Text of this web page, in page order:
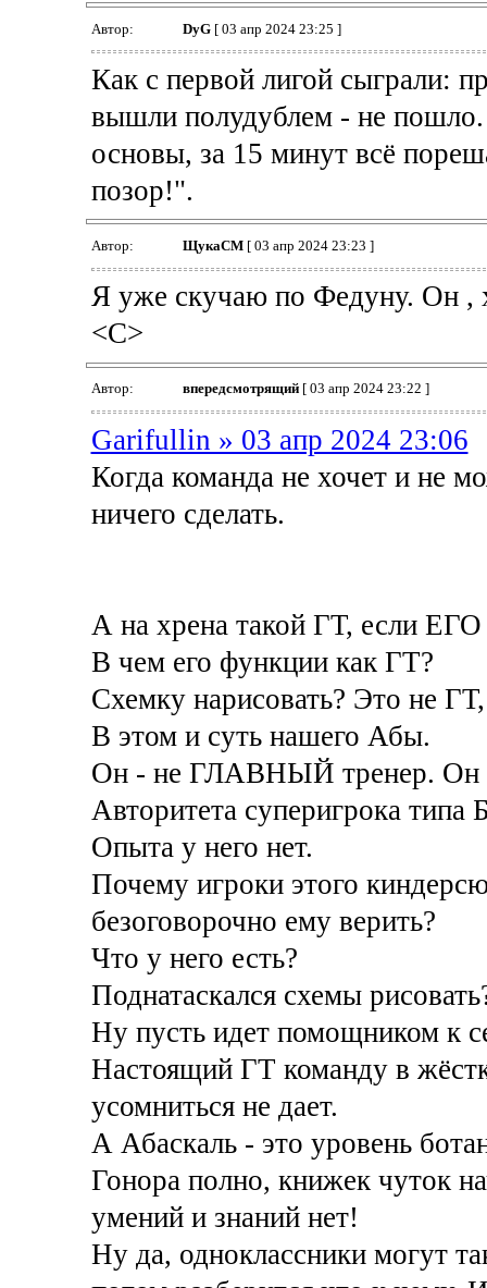
Автор: DyG[ 03 апр 2024 23:25 ]
Как с первой лигой сыграли:
вышли полудублем - не
основы, за 15 минут всё
позор!".
Автор: ЩукаСМ[ 03 апр 2024 23:23 ]
Я уже скучаю по Федуну. Он ,
<C>
Автор: впередсмотрящий[ 03 апр 2024 23:22 ]
Garifullin » 03 апр 2024 23:06
Когда команда не хочет и не
ничего сделать.
А на хрена такой ГТ, если
В чем его функции как ГТ?
Схемку нарисовать? Это не
В этом и суть нашего Абы.
Он - не ГЛАВНЫЙ тренер. Он
Авторитета суперигрока типа
Опыта у него нет.
Почему игроки этого
безоговорочно ему верить?
Что у него есть?
Поднатаскался схемы
Ну пусть идет помощником к
Настоящий ГТ команду в
усомниться не дает.
А Абаскаль - это уровень
Гонора полно, книжек чуток
умений и знаний нет!
Ну да, одноклассники могут